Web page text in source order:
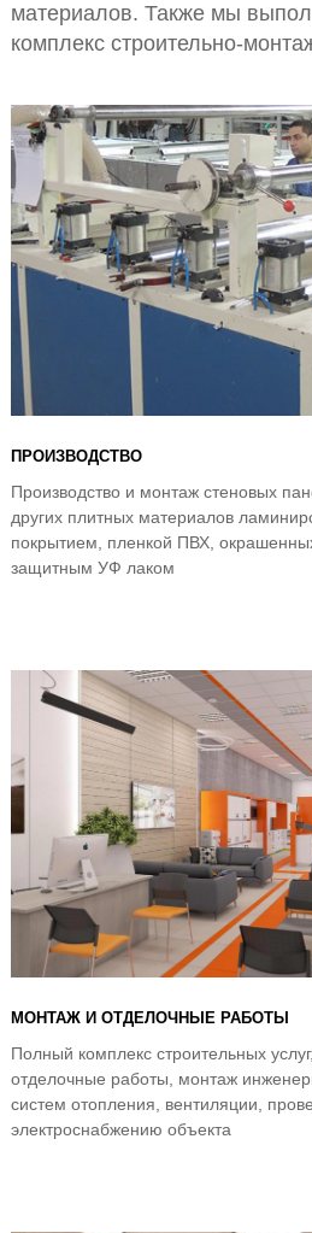
материалов. Также мы
комплекс строительно-
ПРОИЗВОДСТВО
Производство и монтаж стеновых
других плитных материалов
покрытием, пленкой ПВХ,
защитным УФ лаком
МОНТАЖ И ОТДЕЛОЧНЫЕ РАБОТЫ
Полный комплекс строительных
отделочные работы, монтаж
систем отопления, вентиляции,
электроснабжению объекта